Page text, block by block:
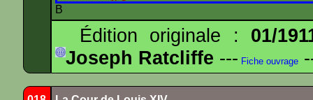
B
Édition originale : 01/
Joseph Ratcliffe --- Fiche ouvrage